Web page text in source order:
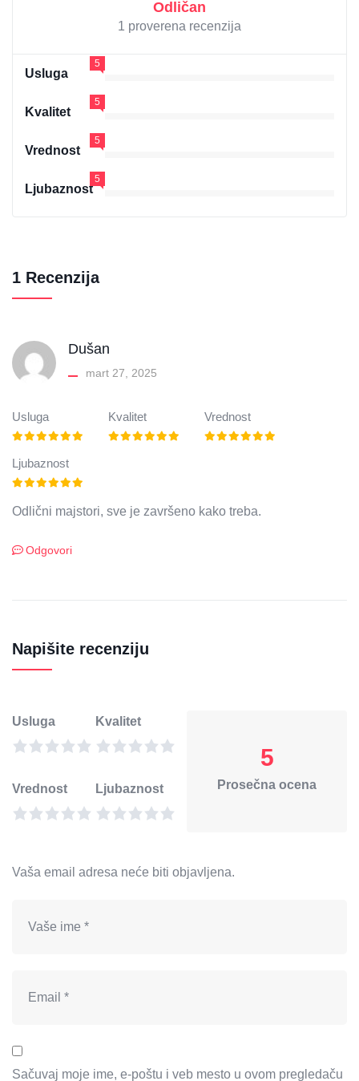
Odličan
1 proverena recenzija
Usluga
5
Kvalitet
5
Vrednost
5
Ljubaznost
5
1 Recenzija
Dušan
mart 27, 2025
Usluga Kvalitet Vrednost
Ljubaznost
Odlični majstori, sve je završeno kako treba.
Odgovori
Napišite recenziju
Usluga Kvalitet
Vrednost Ljubaznost
5
Prosečna ocena
Vaša email adresa neće biti objavljena.
Sačuvaj moje ime, e-poštu i veb mesto u ovom pregledaču